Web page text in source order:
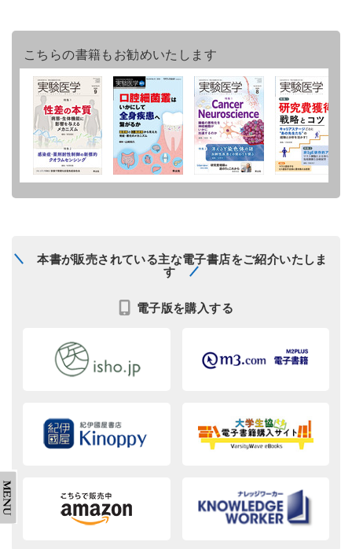
こちらの書籍もお勧めいたします
本書が販売されている主な電子書店をご紹介いたしま
す
電子版を購入する